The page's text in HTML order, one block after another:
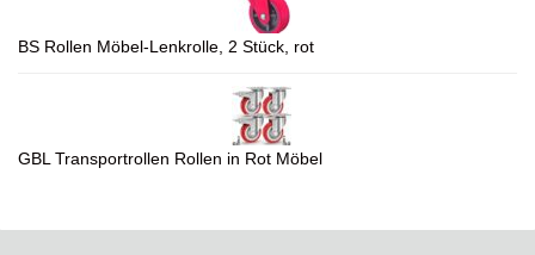
BS Rollen Möbel-Lenkrolle, 2 Stück, rot
GBL Transportrollen Rollen in Rot Möbel